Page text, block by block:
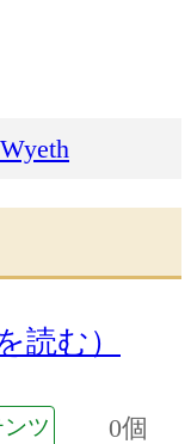
読む）
ツ 0個